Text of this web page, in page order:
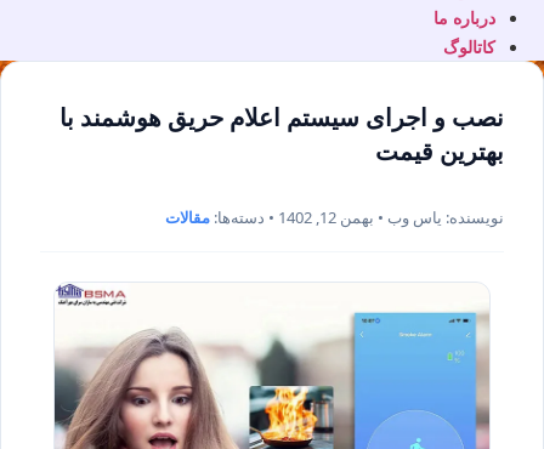
درباره ما
کاتالوگ
نصب و اجرای سیستم اعلام حریق هوشمند با
بهترین قیمت
نویسنده: یاس وب • بهمن 12, 1402 • دسته‌ها: مقالات